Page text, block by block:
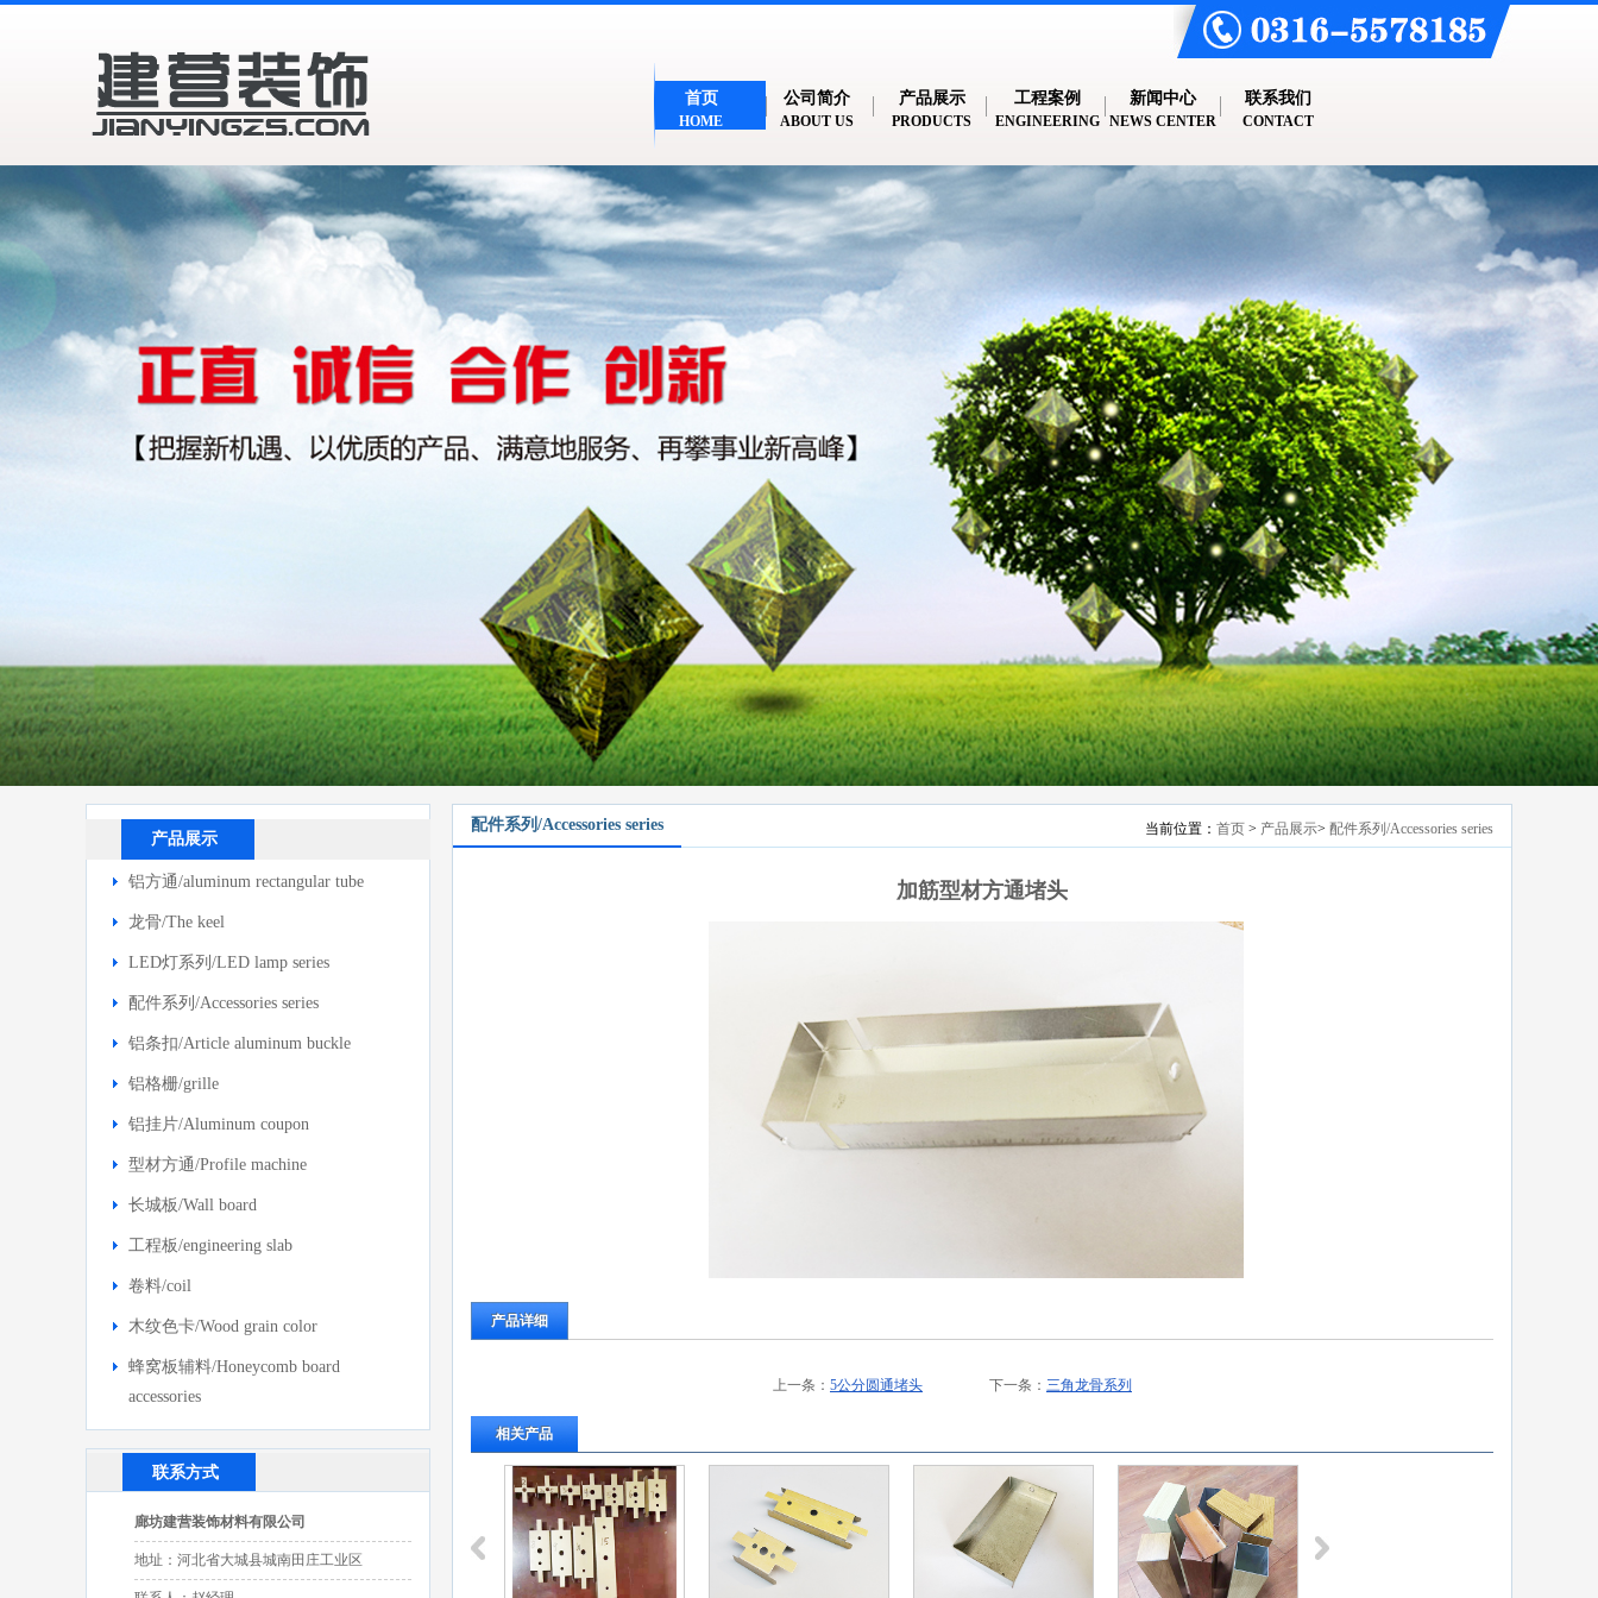
首页
HOME
公司简介
ABOUT US
产品展示
PRODUCTS
工程案例
ENGINEERING
新闻中心
NEWS CENTER
联系我们
CONTACT
1 2
产品展示
铝方通/aluminum rectangular tube
龙骨/The keel
LED灯系列/LED lamp series
配件系列/Accessories series
铝条扣/Article aluminum buckle
铝格栅/grille
铝挂片/Aluminum coupon
型材方通/Profile machine
长城板/Wall board
工程板/engineering slab
卷料/coil
木纹色卡/Wood grain color
蜂窝板辅料/Honeycomb board
accessories
联系方式
廊坊建营装饰材料有限公司
地址：河北省大城县城南田庄工业区
当前位置： 首页 > 产品展示> 配件系列/Accessories series
配件系列/Accessories series
加筋型材方通堵头
产品详细
上一条： 5公分圆通堵头 下一条： 三角龙骨系列
相关产品